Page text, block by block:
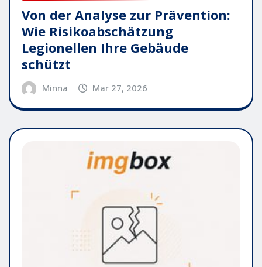
Von der Analyse zur Prävention:
Wie Risikoabschätzung
Legionellen Ihre Gebäude
schützt
Minna Mar 27, 2026